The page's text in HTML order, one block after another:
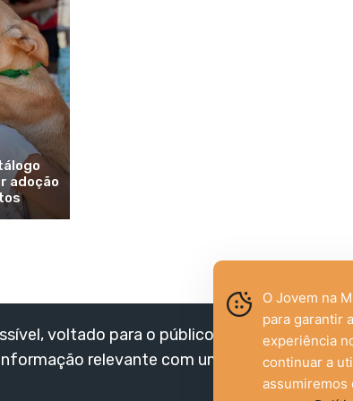
adoção
voltado para o público jovem,
relevante com um olhar
O Jovem na
para garantir
experiência
continuar a
assumiremos